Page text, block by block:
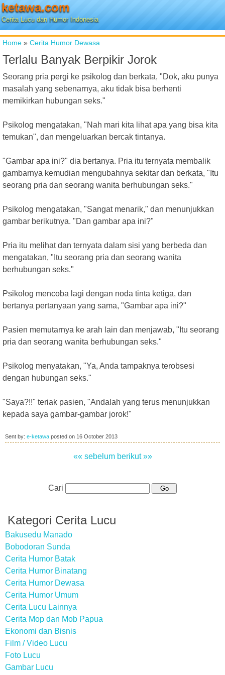
ketawa.com
Cerita Lucu dan Humor Indonesia
Home » Cerita Humor Dewasa
Terlalu Banyak Berpikir Jorok
Seorang pria pergi ke psikolog dan berkata, "Dok, aku punya
masalah yang sebenarnya, aku tidak bisa berhenti
memikirkan hubungan seks."
Psikolog mengatakan, "Nah mari kita lihat apa yang bisa kita
temukan", dan mengeluarkan bercak tintanya.
"Gambar apa ini?" dia bertanya. Pria itu ternyata membalik
gambarnya kemudian mengubahnya sekitar dan berkata, "Itu
seorang pria dan seorang wanita berhubungan seks."
Psikolog mengatakan, "Sangat menarik," dan menunjukkan
gambar berikutnya. "Dan gambar apa ini?"
Pria itu melihat dan ternyata dalam sisi yang berbeda dan
mengatakan, "Itu seorang pria dan seorang wanita
berhubungan seks."
Psikolog mencoba lagi dengan noda tinta ketiga, dan
bertanya pertanyaan yang sama, "Gambar apa ini?"
Pasien memutarnya ke arah lain dan menjawab, "Itu seorang
pria dan seorang wanita berhubungan seks."
Psikolog menyatakan, "Ya, Anda tampaknya terobsesi
dengan hubungan seks."
"Saya?!!" teriak pasien, "Andalah yang terus menunjukkan
kepada saya gambar-gambar jorok!"
Sent by: e-ketawa posted on 16 October 2013
«« sebelum berikut »»
Cari
Kategori Cerita Lucu
Bakusedu Manado
Bobodoran Sunda
Cerita Humor Batak
Cerita Humor Binatang
Cerita Humor Dewasa
Cerita Humor Umum
Cerita Lucu Lainnya
Cerita Mop dan Mob Papua
Ekonomi dan Bisnis
Film / Video Lucu
Foto Lucu
Gambar Lucu